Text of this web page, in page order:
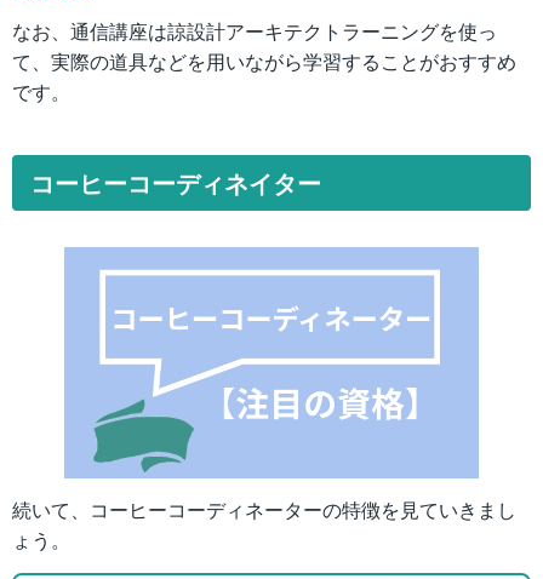
なお、通信講座は諒設計アーキテクトラーニングを使っ
て、実際の道具などを用いながら学習することがおすすめ
です。
コーヒーコーディネイター
続いて、コーヒーコーディネーターの特徴を見ていきまし
ょう。